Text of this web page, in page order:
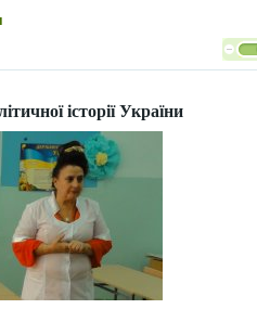
історії України